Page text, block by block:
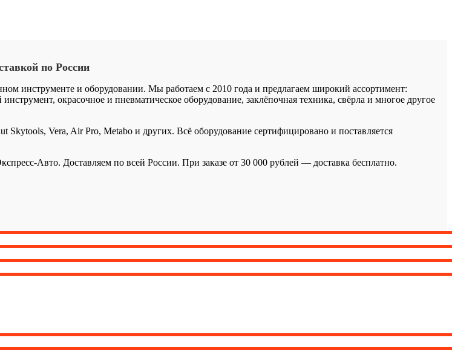
по России
инструменте и оборудовании. Мы работаем с 2010 года и предлагаем широкий ассортимент:
окрасочное и пневматическое оборудование, заклёпочная техника, свёрла и многое другое
Vera, Air Pro, Metabo и других. Всё оборудование сертифицировано и поставляется
Авто. Доставляем по всей России. При заказе от 30 000 рублей — доставка бесплатно.